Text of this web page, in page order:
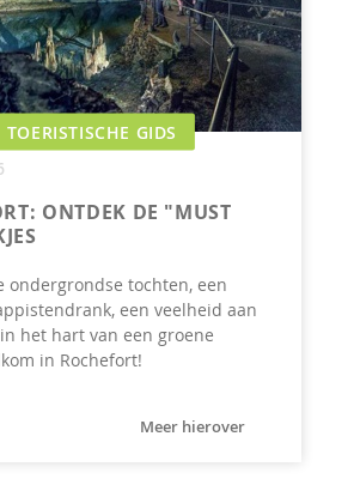
TOERISTISCHE GIDS
ONTDEK DE "MUST
ondergrondse tochten, een
een veelheid aan
het hart van een groene
in Rochefort!
Meer hierover